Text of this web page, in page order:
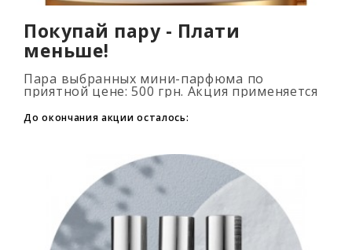
Покупай пару - Плати
меньше!
Пара выбранных мини-парфюма по
приятной цене: 500 грн. Акция применяется
флаконов в корзину. Количество товаров
огранич..
До окончания акции осталось: